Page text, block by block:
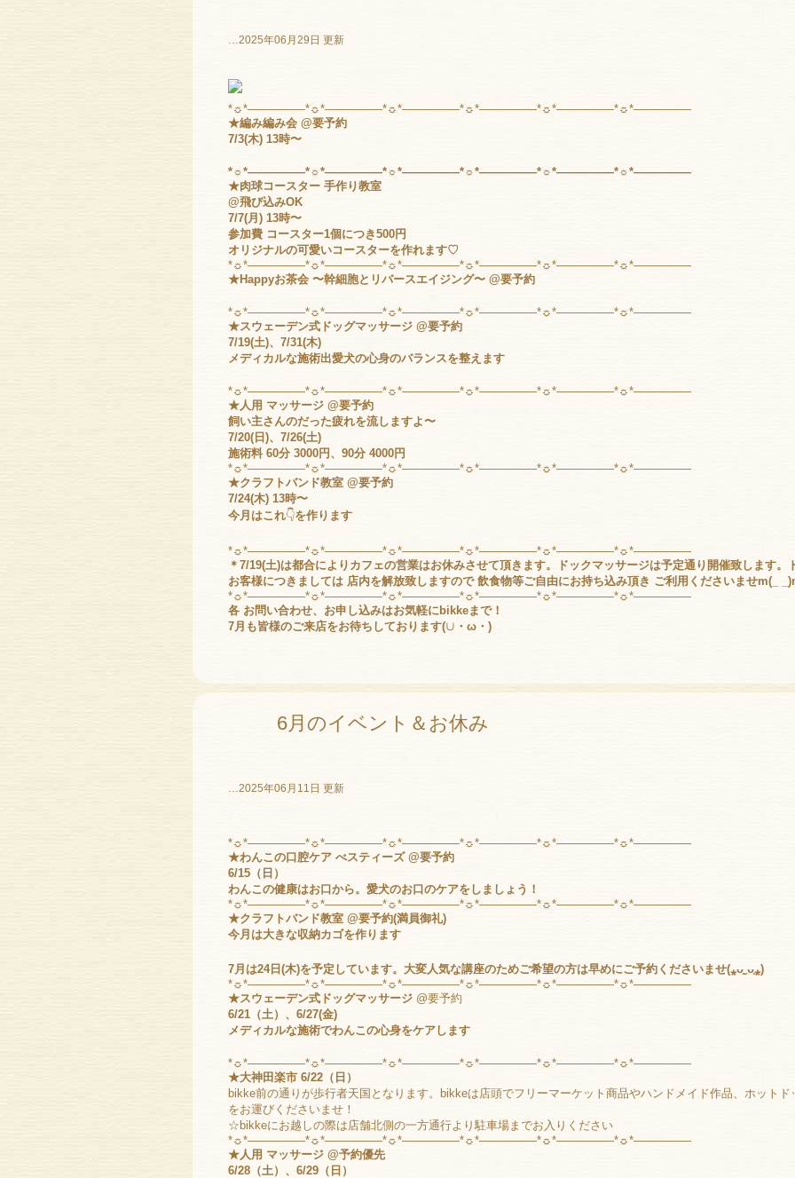
…2025年06月29日 更新
*☼*―――――*☼*―――――*☼*―――――*☼*―――――*☼*―――――*☼*―――――
★編み編み会 @要予約
7/3(木) 13時〜
*☼*―――――*☼*―――――*☼*―――――*☼*―――――*☼*―――――*☼*―――――
★肉球コースター 手作り教室
@飛び込みOK
7/7(月) 13時〜
参加費 コースター1個につき500円
オリジナルの可愛いコースターを作れます♡
*☼*―――――*☼*―――――*☼*―――――*☼*―――――*☼*―――――*☼*―――――
★Happyお茶会 〜幹細胞とリバースエイジング〜 @要予約
*☼*―――――*☼*―――――*☼*―――――*☼*―――――*☼*―――――*☼*―――――
★スウェーデン式ドッグマッサージ @要予約
7/19(土)、7/31(木)
メディカルな施術出愛犬の心身のバランスを整えます
*☼*―――――*☼*―――――*☼*―――――*☼*―――――*☼*―――――*☼*―――――
★人用 マッサージ @要予約
飼い主さんのだった疲れを流しますよ〜
7/20(日)、7/26(土)
施術料 60分 3000円、90分 4000円
*☼*―――――*☼*―――――*☼*―――――*☼*―――――*☼*―――――*☼*―――――
★クラフトバンド教室 @要予約
7/24(木) 13時〜
今月はこれ👇を作ります
*☼*―――――*☼*―――――*☼*―――――*☼*―――――*☼*―――――*☼*―――――
＊7/19(土)は都合によりカフェの営業はお休みさせて頂きます。ドックマッサージは予定通り開催致します
お客様につきましては 店内を解放致しますので 飲食物等ご自由にお持ち込み頂き ご利用くださいませm(_
*☼*―――――*☼*―――――*☼*―――――*☼*―――――*☼*―――――*☼*―――――
各 お問い合わせ、お申し込みはお気軽にbikkeまで！
7月も皆様のご来店をお待ちしております(∪ ・ω・)
6月のイベント＆お休み
…2025年06月11日 更新
*☼*―――――*☼*―――――*☼*―――――*☼*―――――*☼*―――――*☼*―――――
★わんこの口腔ケア べスティーズ@要予約
6/15（日）
わんこの健康はお口から。愛犬のお口のケアをしましょう！
*☼*―――――*☼*―――――*☼*―――――*☼*―――――*☼*―――――*☼*―――――
★クラフトバンド教室 @要予約(満員御礼)
今月は大きな収納カゴを作ります
7月は24日(木)を予定しています。大変人気な講座のためご希望の方は早めにご予約くださいませ(⁎ᴗ͈ˬᴗ͈⁎)
*☼*―――――*☼*―――――*☼*―――――*☼*―――――*☼*―――――*☼*―――――
★スウェーデン式ドッグマッサージ @要予約
6/21（土）、6/27(金)
メディカルな施術でわんこの心身をケアします
*☼*―――――*☼*―――――*☼*―――――*☼*―――――*☼*―――――*☼*―――――
★大神田楽市 6/22（日）
bikke前の通りが歩行者天国となります。bikkeは店頭でフリーマーケット商品やハンドメイド作品、ホット
をお運びくださいませ！
☆bikkeにお越しの際は店舗北側の一方通行より駐車場までお入りください
*☼*―――――*☼*―――――*☼*―――――*☼*―――――*☼*―――――*☼*―――――
★人用 マッサージ @予約優先
6/28（土）、6/29（日）